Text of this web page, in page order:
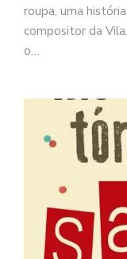
roupa, uma
compositor da
o…